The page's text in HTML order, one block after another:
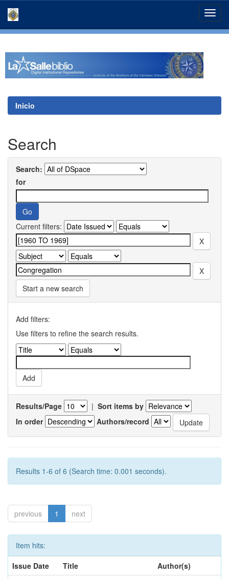
Inicio
Search
Search:
for
Current filters:
Start a new search
Add filters:
Use filters to refine the search results.
Results/Page | Sort items by
In order
Authors/record
Results 1-6 of 6 (Search time: 0.001 seconds).
previous 1 next
Item hits:
Issue Date
Title
Author(s)